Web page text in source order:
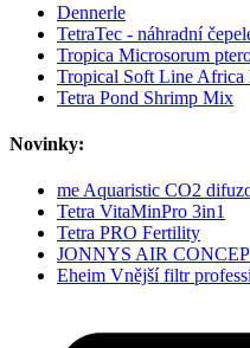
Dennerle
TetraTec - náhradní
Tropica Microsorum
Tropical Soft Line Africa
Tetra Pond Shrimp Mix
Novinky:
me Aquaristic CO2
Tetra VitaMinPro 3in1
Tetra PRO Fertility
JONNYS AIR
Eheim Vnější filtr